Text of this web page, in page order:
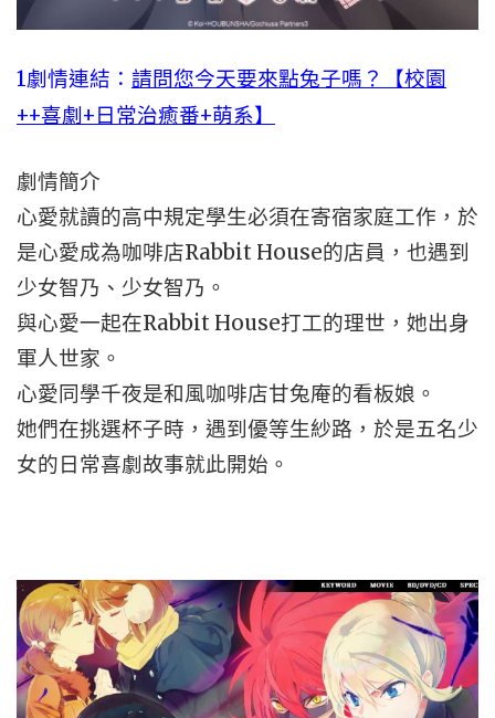
1劇情連結： 請問您今天要來點兔子嗎？【校園
++喜劇+日常治癒番+萌系】
劇情簡介
心愛就讀的高中規定學生必須在寄宿家庭工作，於
是心愛成為咖啡店Rabbit House的店員，也遇到
少女智乃、少女智乃。
與心愛一起在Rabbit House打工的理世，她出身
軍人世家。
心愛同學千夜是和風咖啡店甘兔庵的看板娘。
她們在挑選杯子時，遇到優等生紗路，於是五名少
女的日常喜劇故事就此開始。